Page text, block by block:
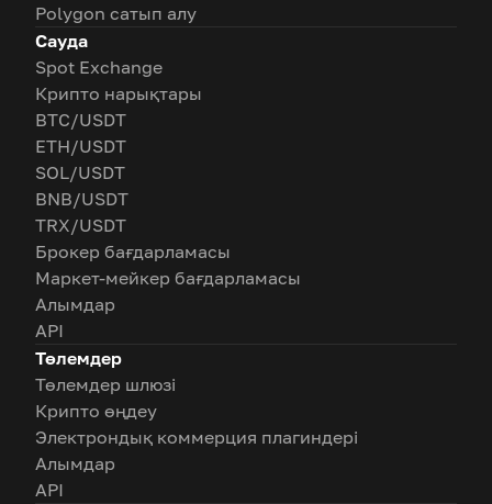
Polygon сатып алу
Сауда
Spot Exchange
Крипто нарықтары
BTC/USDT
ETH/USDT
SOL/USDT
BNB/USDT
TRX/USDT
Брокер бағдарламасы
Маркет-мейкер бағдарламасы
Алымдар
API
Төлемдер
Төлемдер шлюзі
Крипто өңдеу
Электрондық коммерция плагиндері
Алымдар
API